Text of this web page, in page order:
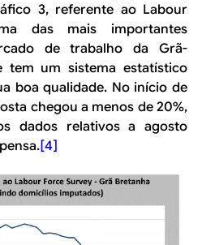
3, referente ao Labour
das mais importantes
de trabalho da Grã-
tem um sistema estatístico
boa qualidade. No início de
chegou a menos de 20%,
dados relativos a agosto
[4]